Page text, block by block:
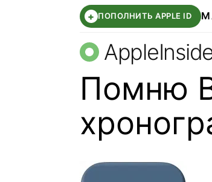
+ ПОПОЛНИТЬ APPLE ID
Помню